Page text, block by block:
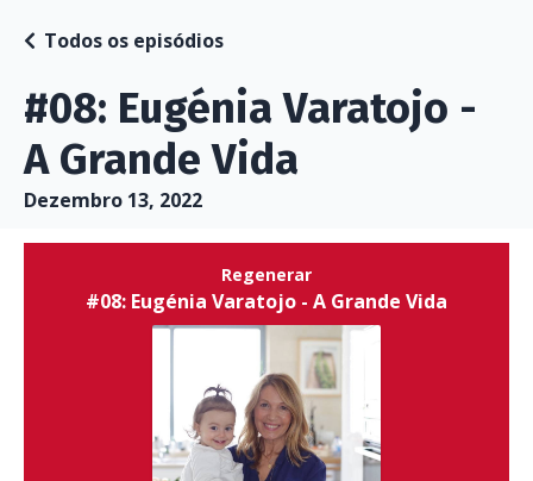
#08: Eugénia Varatojo -
A Grande Vida
Todos os episódios
Dezembro 13, 2022